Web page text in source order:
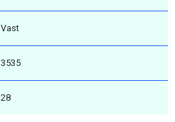
Vast
3535
28